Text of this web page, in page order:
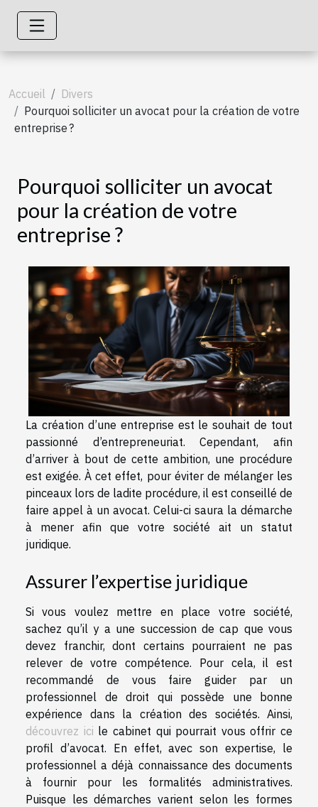
Accueil
Divers
Pourquoi solliciter un avocat pour la création de votre
entreprise ?
Pourquoi solliciter un avocat
pour la création de votre
entreprise ?
La création d’une entreprise est le souhait de tout
passionné d’entrepreneuriat. Cependant, afin
d’arriver à bout de cette ambition, une procédure
est exigée. À cet effet, pour éviter de mélanger les
pinceaux lors de ladite procédure, il est conseillé de
faire appel à un avocat. Celui-ci saura la démarche
à mener afin que votre société ait un statut
juridique.
Assurer l’expertise juridique
Si vous voulez mettre en place votre société,
sachez qu’il y a une succession de cap que vous
devez franchir, dont certains pourraient ne pas
relever de votre compétence. Pour cela, il est
recommandé de vous faire guider par un
professionnel de droit qui possède une bonne
expérience dans la création des sociétés. Ainsi,
découvrez ici le cabinet qui pourrait vous offrir ce
profil d’avocat. En effet, avec son expertise, le
professionnel a déjà connaissance des documents
à fournir pour les formalités administratives.
Puisque les démarches varient selon les formes